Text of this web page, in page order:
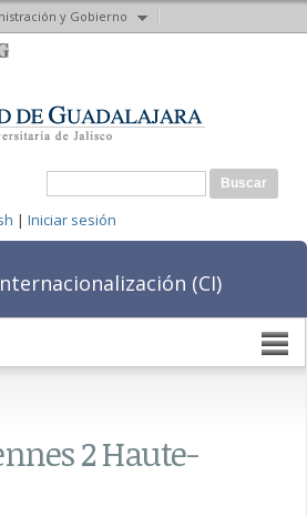
y Gobierno
al
búsqueda
Buscar
| Iniciar sesión
(CI)
aquí
2 Haute-